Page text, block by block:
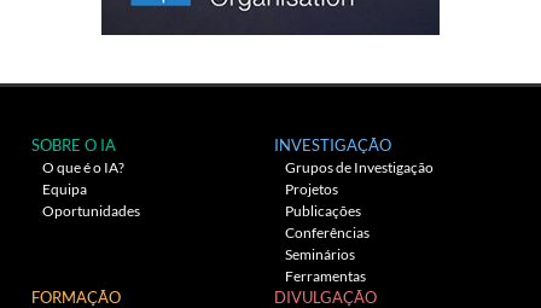
SOBRE O IA
O que é o IA?
Equipa
Oportunidades
INVESTIGAÇÃO
Grupos de Investigação
Projetos
Publicações
Conferências
Seminários
Ferramentas
FORMAÇÃO DIVULGAÇÃO